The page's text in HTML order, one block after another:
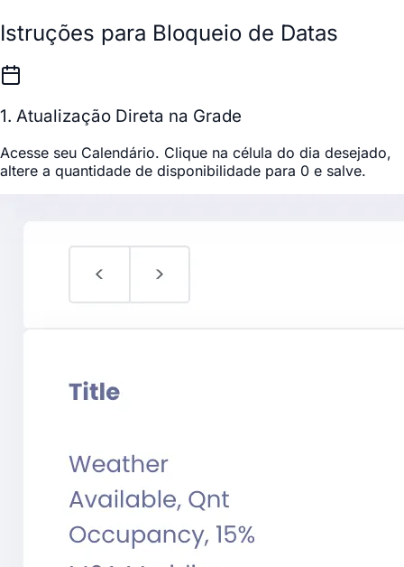
Istruções para Bloqueio de Datas
1. Atualização Direta na Grade
Acesse seu Calendário. Clique na célula do dia desejado,
altere a quantidade de disponibilidade para 0 e salve.